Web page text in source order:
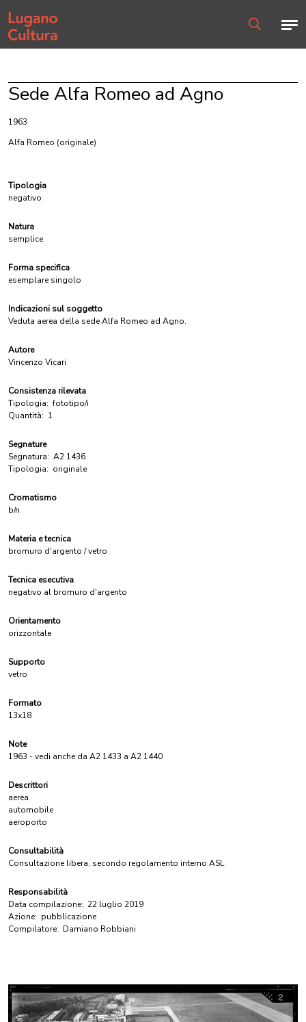
Home page
Sede Alfa Romeo ad Agno
1963
Alfa Romeo (originale)
Tipologia
negativo
Natura
semplice
Forma specifica
esemplare singolo
Indicazioni sul soggetto
Veduta aerea della sede Alfa Romeo ad Agno.
Autore
Vincenzo Vicari
Consistenza rilevata
Tipologia: fototipo/i
Quantità: 1
Segnature
Segnatura: A2 1436
Tipologia: originale
Cromatismo
b/n
Materia e tecnica
bromuro d'argento / vetro
Tecnica esecutiva
negativo al bromuro d'argento
Orientamento
orizzontale
Supporto
vetro
Formato
13x18
Note
1963 - vedi anche da A2 1433 a A2 1440
Descrittori
aerea
automobile
aeroporto
Consultabilità
Consultazione libera, secondo regolamento interno ASL
Responsabilità
Data compilazione: 22 luglio 2019
Azione: pubblicazione
Compilatore: Damiano Robbiani